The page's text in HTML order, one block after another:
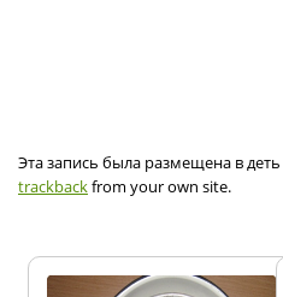
Эта запись была размещена в
trackbackfrom your own site.